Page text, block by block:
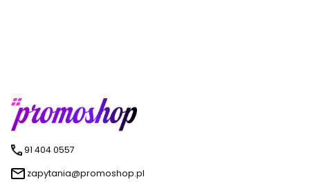
91 404 0557
zapytania@promoshop.pl